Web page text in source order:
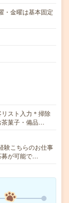
・金曜は基本固定
スト入力＊掃除
茶菓子・備品…
験こちらのお仕事
募が可能で…